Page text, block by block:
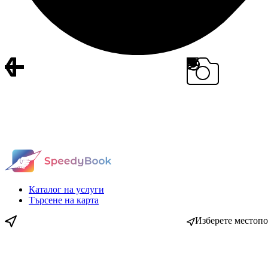
Каталог на услуги
Търсене на карта
Изберете